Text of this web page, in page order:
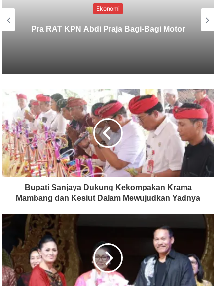
Langsung Tembus Puluhan MMSCFD,
Bupati Sanjaya Dukung Kekompakan Krama
Mambang dan Kesiut Dalam Mewujudkan Yadnya